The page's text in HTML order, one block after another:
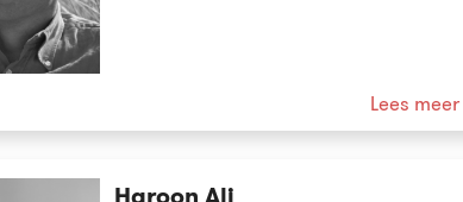
Lees meer